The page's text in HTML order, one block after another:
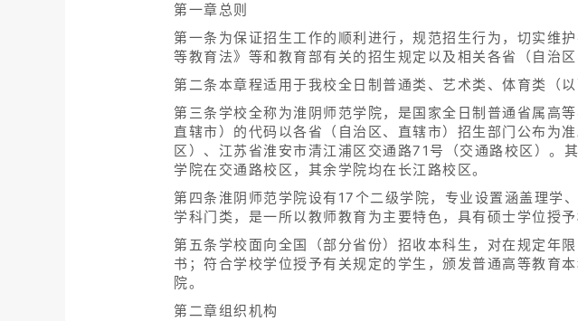
第一章总则
第一条为保证招生工作的顺利进行，规范招生行为，切实维
等教育法》等和教育部有关的招生规定以及相关各省（自治
第二条本章程适用于我校全日制普通类、艺术类、体育类（以
第三条学校全称为淮阴师范学院，是国家全日制普通省属高
直辖市）的代码以各省（自治区、直辖市）招生部门公布为
区）、江苏省淮安市清江浦区交通路71号（交通路校区）。
学院在交通路校区，其余学院均在长江路校区。
第四条淮阴师范学院设有17个二级学院，专业设置涵盖理学
学科门类，是一所以教师教育为主要特色，具有硕士学位授予
第五条学校面向全国（部分省份）招收本科生，对在规定年
书；符合学校学位授予有关规定的学生，颁发普通高等教育
院。
第二章组织机构